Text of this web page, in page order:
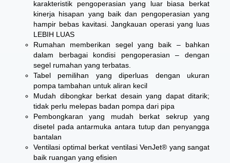
karakteristik pengoperasian yang luar biasa berkat
kinerja hisapan yang baik dan pengoperasian yang
hampir bebas kavitasi. Jangkauan operasi yang luas
LEBIH LUAS
Rumahan memberikan segel yang baik – bahkan
dalam berbagai kondisi pengoperasian – dengan
segel rumahan yang terbatas.
Tabel pemilihan yang diperluas dengan ukuran
pompa tambahan untuk aliran kecil
Mudah dibongkar berkat desain yang dapat ditarik;
tidak perlu melepas badan pompa dari pipa
Pembongkaran yang mudah berkat sekrup yang
disetel pada antarmuka antara tutup dan penyangga
bantalan
Ventilasi optimal berkat ventilasi VenJet® yang sangat
baik ruangan yang efisien